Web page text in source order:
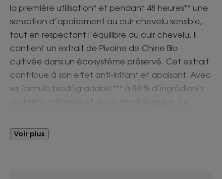
la première utilisation* et pendant 48 heures** une
sensation d’apaisement au cuir chevelu sensible,
tout en respectant l’équilibre du cuir chevelu. Il
contient un extrait de Pivoine de Chine Bio
cultivée dans un écosystème préservé. Cet extrait
contribue à son effet anti-irritant et apaisant. Avec
sa formule biodégradable*** à 88 % d’ingrédients
le cuir chevelu durablement. Il laisse les cheveux
doux et délicatement parfumés.
Voir plus